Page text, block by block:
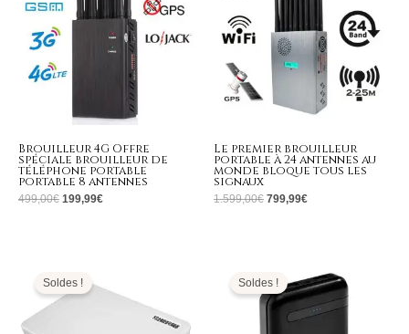
Brouilleur 4G Offre
spéciale brouilleur de
téléphone portable
portable 8 antennes
499,00€ 199,99€
Le premier brouilleur
portable à 24 antennes au
monde bloque tous les
signaux
1.599,00€ 799,99€
Soldes !
à
399,99€
Soldes !
initial
était :
269,00€.
actuel
est :
129,99€.